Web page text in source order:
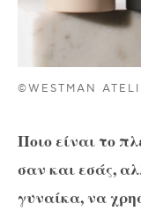
©WESTMAN
Ποιο είναι το
σαν και εσάς,
γυναίκα, να